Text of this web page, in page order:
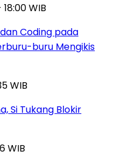
WIB
Coding pada
buru Mengikis
WIB
Si Tukang Blokir
WIB